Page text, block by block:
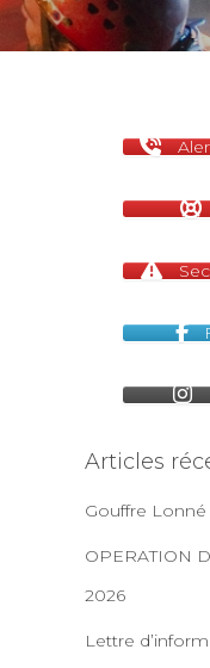
Articles
Gouffre Lonné
OPERATION
2026
Lettre